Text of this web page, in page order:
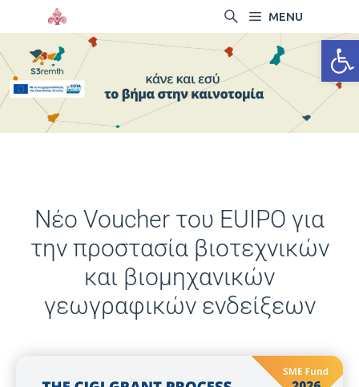
MENU
Νέο Voucher του EUIPO για
την προστασία βιοτεχνικών
και βιομηχανικών
γεωγραφικών ενδείξεων